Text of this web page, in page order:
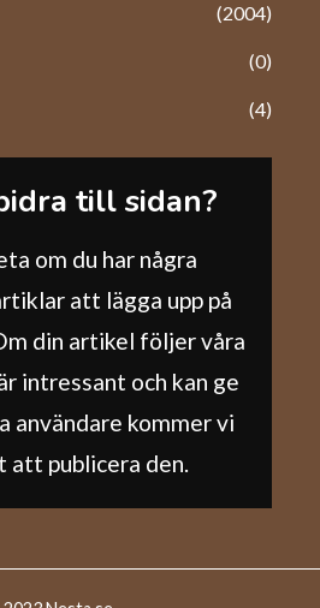
(2004)
(0)
(4)
till sidan?
om du har några
att lägga upp på
din artikel följer våra
intressant och kan ge
användare kommer vi
att publicera den.